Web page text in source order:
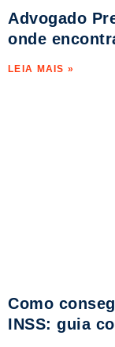
Advogado
onde
LEIA MAIS »
Como
INSS: guia